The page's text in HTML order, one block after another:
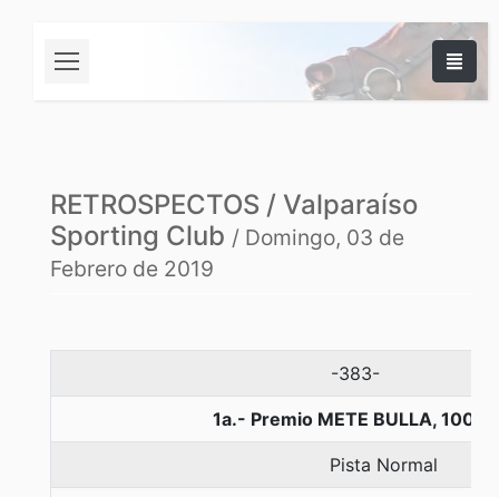
RETROSPECTOS / Valparaíso
Sporting Club / Domingo, 03 de
Febrero de 2019
-383-
1a.- Premio METE BULLA, 1000
Pista Normal